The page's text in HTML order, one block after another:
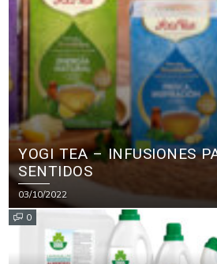
YOGI TEA – INFUSIONES
SENTIDOS
03/10/2022
0